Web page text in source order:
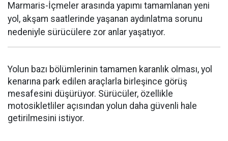
Marmaris-İçmeler arasında yapımı tamamlanan yeni
yol, akşam saatlerinde yaşanan aydınlatma sorunu
nedeniyle sürücülere zor anlar yaşatıyor.
Yolun bazı bölümlerinin tamamen karanlık olması, yol
kenarına park edilen araçlarla birleşince görüş
mesafesini düşürüyor. Sürücüler, özellikle
motosikletliler açısından yolun daha güvenli hale
getirilmesini istiyor.